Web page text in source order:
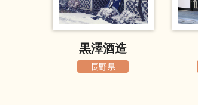
黒澤酒造
長野県